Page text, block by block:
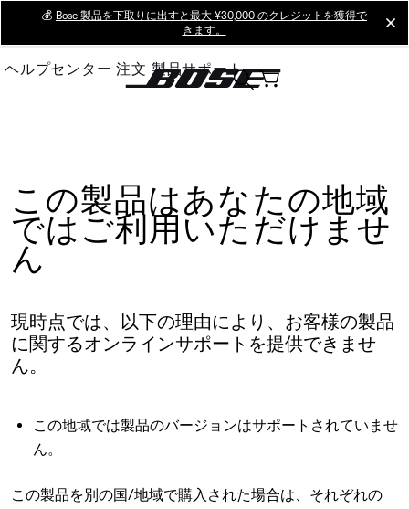
Main
💰 Bose 製品を下取りに出すと最大 ¥30,000 のクレジットを獲得で
きます。
ヘルプセンター 注文 製品サポート
この製品はあなたの地域
ではご利用いただけませ
ん
現時点では、以下の理由により、お客様の製品
に関するオンラインサポートを提供できませ
ん。
この地域では製品のバージョンはサポートされていませ
ん。
この製品を別の国/地域で購入された場合は、それぞれの